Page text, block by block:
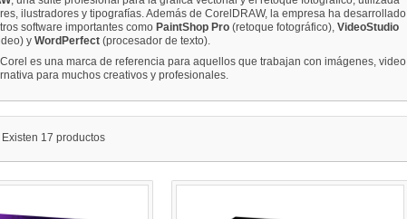
ilustradores y tipografías. Además de CorelDRAW, la empresa ha desarrollado
software importantes como PaintShop Pro (retoque fotográfico), VideoStudio
y WordPerfect (procesador de texto).
es una marca de referencia para aquellos que trabajan con imágenes, video
para muchos creativos y profesionales.
Existen 17 productos